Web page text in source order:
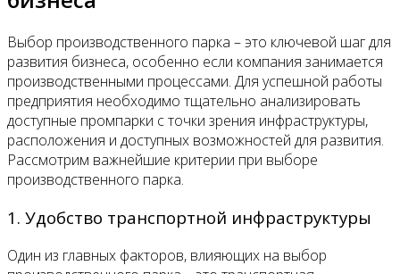
Выбор производственного парка – это ключевой шаг для
развития бизнеса, особенно если компания занимается
производственными процессами. Для успешной работы
предприятия необходимо тщательно анализировать
доступные промпарки с точки зрения инфраструктуры,
расположения и доступных возможностей для развития.
Рассмотрим важнейшие критерии при выборе
производственного парка.
1. Удобство транспортной инфраструктуры
Один из главных факторов, влияющих на выбор